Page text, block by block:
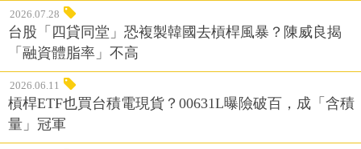
2026.07.28
台股「四貸同堂」恐複製韓國去槓桿風暴？陳威良揭
「融資體脂率」不高
2026.06.11
槓桿ETF也買台積電現貨？00631L曝險破百，成「含積
量」冠軍